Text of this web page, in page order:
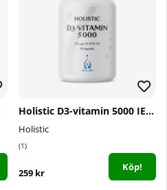
Holistic D3-vitamin 5000 IE, 90 caps
Holistic
1
259 kr Köp!